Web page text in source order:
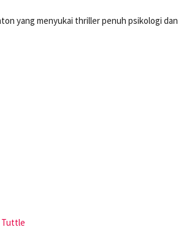
yang menyukai thriller penuh psikologi dan
Tuttle